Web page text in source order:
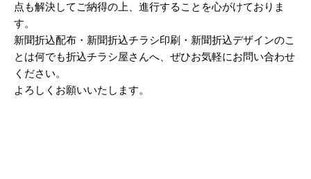
2025/07
2025/06
2025/05
2025/04
点も解決してご納得の上、進行することを心がけておりま
す。
新聞折込配布・新聞折込チラシ印刷・新聞折込デザインのこ
とは何でも折込チラシ屋さんへ、ぜひお気軽にお問い合わせ
ください。
よろしくお願いいたします。